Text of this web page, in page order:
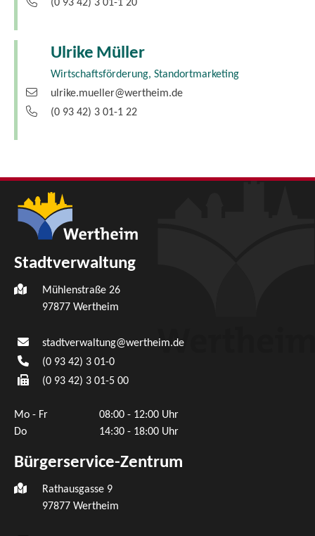
(0 93 42) 3 01-1 20
Ulrike Müller
Wirtschaftsförderung, Standortmarketing
ulrike.mueller@wertheim.de
(0 93 42) 3 01-1 22
Stadtverwaltung
Mühlenstraße 26
97877 Wertheim
stadtverwaltung@wertheim.de
(0 93 42) 3 01-0
(0 93 42) 3 01-5 00
Mo - Fr
08:00 - 12:00 Uhr
Do
14:30 - 18:00 Uhr
Bürgerservice-Zentrum
Rathausgasse 9
97877 Wertheim